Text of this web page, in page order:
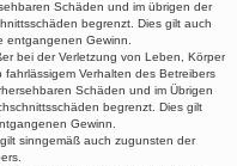
Schäden und im übrigen der
begrenzt. Dies gilt auch
entgangenen Gewinn.
bei der Verletzung von Leben, Körper
Verhalten des Betreibers
Schäden und im Übrigen
begrenzt. Dies gilt
Gewinn.
sinngemäß auch zugunsten der